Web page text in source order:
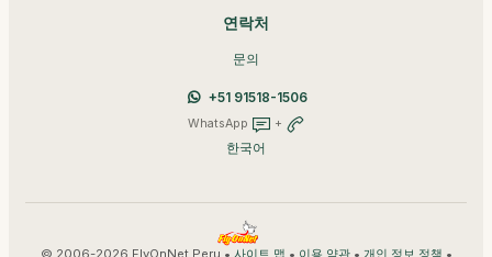
연락처
문의
+51 91518-1506
WhatsApp +
한국어
© 2006-2026 FlyOnNet Peru • 사이트 맵 • 이용 약관• 개인 정보 정책 •